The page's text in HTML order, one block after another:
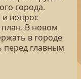
города.
и вопрос
В новом
в городе
перед главным